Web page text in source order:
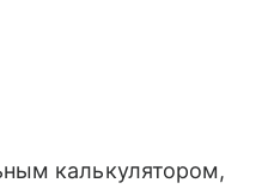
калькулятором,